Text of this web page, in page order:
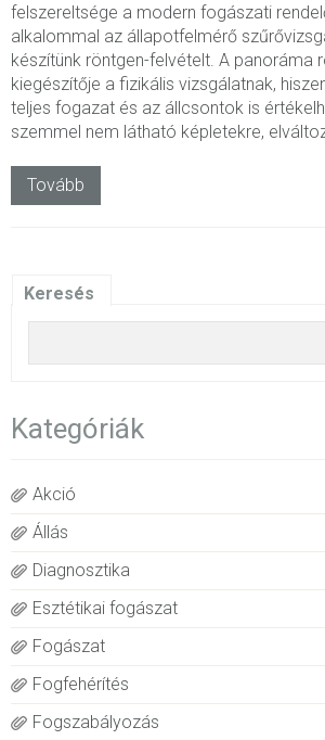
felszereltsége a modern fogászati
alkalommal az állapotfelmérő
készítünk röntgen-felvételt. A panoráma
kiegészítője a fizikális vizsgálatnak,
teljes fogazat és az állcsontok is
szemmel nem látható képletekre,
Tovább
Keresés
Kategóriák
Akció
Állás
Diagnosztika
Esztétikai fogászat
Fogászat
Fogfehérítés
Fogszabályozás